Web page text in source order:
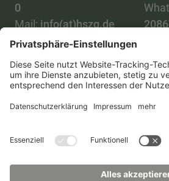
0
Mail: info(at)hszg.de
Alle Studiengänge
ImpressumBarrierefreiheit